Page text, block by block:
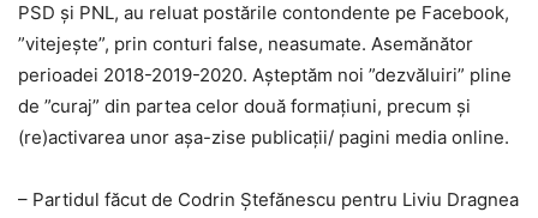
PSD și PNL, au reluat postările contondente pe Facebook,
”vitejește”, prin conturi false, neasumate. Asemănător
perioadei 2018-2019-2020. Așteptăm noi ”dezvăluiri” pline
de ”curaj” din partea celor două formațiuni, precum și
(re)activarea unor așa-zise publicații/ pagini media online.
– Partidul făcut de Codrin Ștefănescu pentru Liviu Dragnea